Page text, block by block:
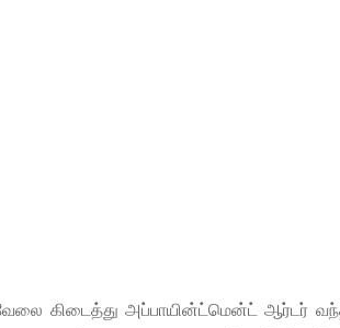
கிடைத்து அப்பாயின்ட்மென்ட் ஆர்டர்